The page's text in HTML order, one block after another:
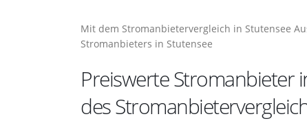
Mit dem Stromanbietervergleich in Stutensee
Stromanbieters in Stutensee
Preiswerte Stromanbieter
des